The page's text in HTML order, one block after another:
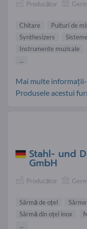
Producător
Chitare Pulturi de
Synthesizers
Instrumente muzicale
...
Mai multe informații-
Produsele acestui
Stahl- und
GmbH
Producător
Sârmă de oţel
Sârmă din oţel inox
...